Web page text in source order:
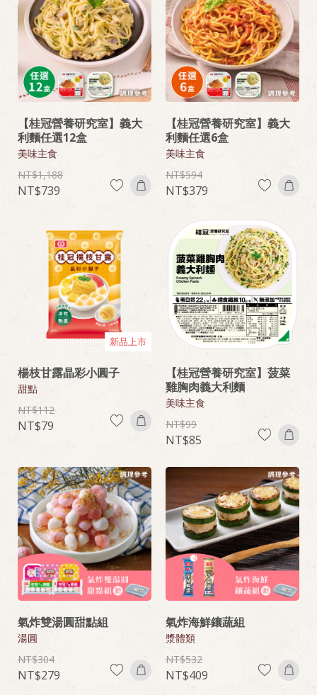
【桂冠營養研究室】義大
利麵任選12盒
美味主食
1,188
739
【桂冠營養研究室】義大
利麵任選6盒
美味主食
594
379
新品上市
楊枝甘露晶彩小圓子
甜點
112
79
【桂冠營養研究室】菠菜
雞胸肉義大利麵
美味主食
99
85
氣炸雙湯圓甜點組
湯圓
304
279
氣炸海鮮鑲蔬組
漿體類
532
409